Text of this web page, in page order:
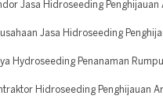
Jasa Hidroseeding Penghijauan
Jasa Hidroseeding
Hydroseeding Penanaman
Hidroseeding Penghijauan